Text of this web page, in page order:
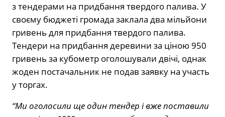
з тендерами на придбання твердого палива. У
своєму бюджеті громада заклала два мільйони
гривень для придбання твердого палива.
Тендери на придбання деревини за ціною 950
гривень за кубометр оголошували двічі, однак
жоден постачальник не подав заявку на участь
у торгах.
“Ми оголосили ще один тендер і вже поставили